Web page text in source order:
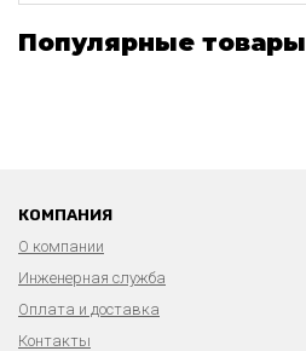
Популярные товары
КОМПАНИЯ
О компании
Инженерная служба
Оплата и доставка
Контакты